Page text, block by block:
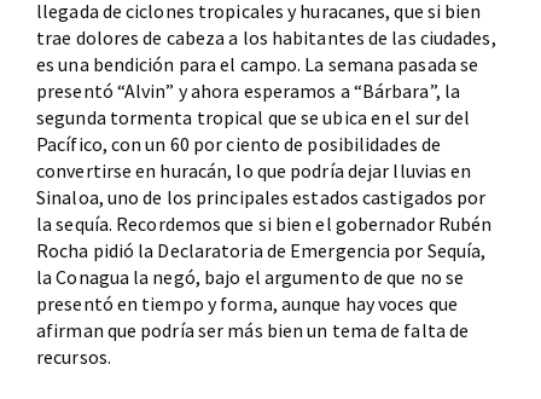
llegada de ciclones tropicales y huracanes, que si bien
trae dolores de cabeza a los habitantes de las ciudades,
es una bendición para el campo. La semana pasada se
presentó “Alvin” y ahora esperamos a “Bárbara”, la
segunda tormenta tropical que se ubica en el sur del
Pacífico, con un 60 por ciento de posibilidades de
convertirse en huracán, lo que podría dejar lluvias en
Sinaloa, uno de los principales estados castigados por
la sequía. Recordemos que si bien el gobernador Rubén
Rocha pidió la Declaratoria de Emergencia por Sequía,
la Conagua la negó, bajo el argumento de que no se
presentó en tiempo y forma, aunque hay voces que
afirman que podría ser más bien un tema de falta de
recursos.